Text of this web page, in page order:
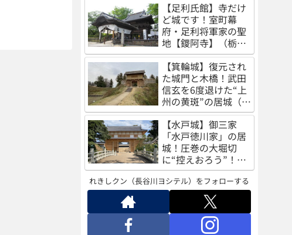
【足利氏館】寺だけ
ど城です！室町幕
府・足利将軍家の聖
地【鑁阿寺】（栃木
県足利市）
【箕輪城】復元され
た城門と木橋！武田
信玄を6度退けた“上
州の黄斑”の居城（群
馬県高崎市）
【水戸城】御三家
「水戸徳川家」の居
城！圧巻の大堀切
に“控えおろう”！
（茨城県水戸市）
れきしクン（長谷川ヨシテル）をフォローする